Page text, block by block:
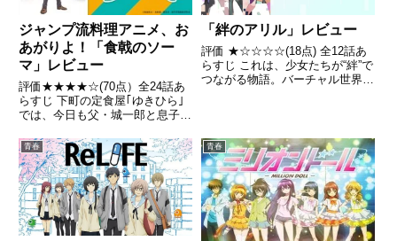
ジャンプ流料理アニメ、お
あがりよ！「食戟のソー
マ」レビュー
評価★★★★☆(70点）全24話あ
らすじ 下町の定食屋｢ゆきひら｣
では、今日も父・城一郎と息子・
――。中学を卒業したら実家｢ゆ
きひら｣で料理の修行をし、父を
越える料理人を目指そうとしてい
た創真。だが突然の休業、...
「絆のアリル」レビュー
評価 ★☆☆☆☆(18点) 全12話あ
らすじ これは、少女たちが“絆”で
つながる物語。バーチャル世界に
点・ラピンドールに5年連続輝い
た後、突如として姿...
青春 青春